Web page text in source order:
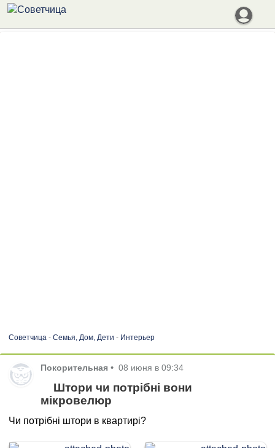
Советчица- Семья, Дом, Дети - Интерьер
Покорительная • 08 июня в 09:34
Штори чи потрібні вони
мікровелюр
Чи потрібні штори в квартирі?